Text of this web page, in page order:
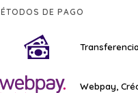
DE PAGO
Webpay,